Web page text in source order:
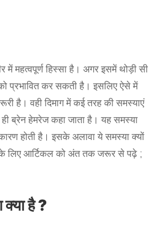
में महत्वपूर्ण हिस्सा है। अगर इसमें थोड़ी सी
को प्रभावित कर सकती है। इसलिए ऐसे में
है। वही दिमाग में कई तरह की समस्याएं
ब्रेन हेमरेज कहा जाता है। यह समस्या
होती है। इसके अलावा ये समस्या क्यों
के लिए आर्टिकल को अंत तक जरूर से पढ़े ;
है ?